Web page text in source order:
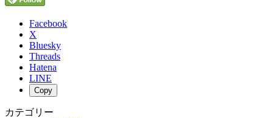
Facebook
X
Bluesky
Threads
Hatena
LINE
Copy
カテゴリー